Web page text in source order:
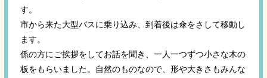
す。
市から来た大型バスに乗り込み、到着後は傘をさして移動し
ます。
係の方にご挨拶をしてお話を聞き、一人一つずつ小さな木の
板をもらいました。自然のものなので、形や大きさもみんな